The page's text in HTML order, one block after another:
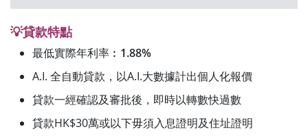
💡貸款特點
最低實際年利率︰ 1.88%
A.I. 全自動貸款，以A.I.大數據計出個人化報價
貸款一經確認及審批後，即時以轉數快過數
貸款HK$30萬或以下毋須入息證明及住址證明